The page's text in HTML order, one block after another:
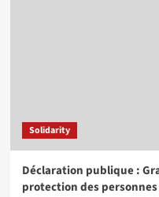
Solidarity
Déclaration publique :
protection des